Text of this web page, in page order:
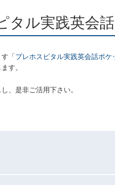
タル実践英会
「プレホスピタル実践英会話ポケ
す。
、是非ご活用下さい。